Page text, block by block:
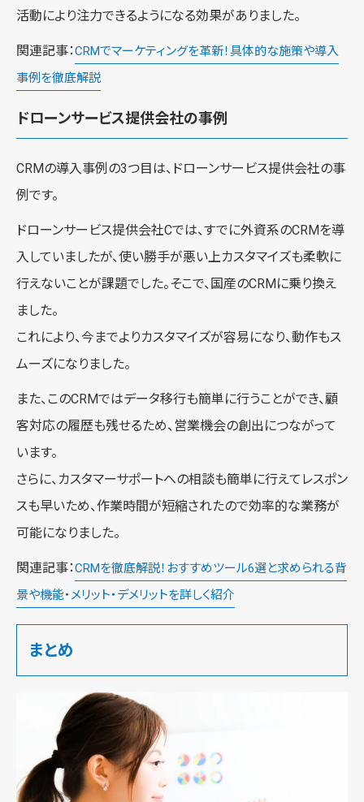
活動により注力できるようになる効果がありました。
関連記事：CRMでマーケティングを革新！具体的な施策や導入
事例を徹底解説
ドローンサービス提供会社の事例
CRMの導入事例の3つ目は、ドローンサービス提供会社の事
例です。
ドローンサービス提供会社Cでは、すでに外資系のCRMを導
入していましたが、使い勝手が悪い上カスタマイズも柔軟に
行えないことが課題でした。そこで、国産のCRMに乗り換え
ました。
これにより、今までよりカスタマイズが容易になり、動作もス
ムーズになりました。
また、このCRMではデータ移行も簡単に行うことができ、顧
客対応の履歴も残せるため、営業機会の創出につながって
います。
さらに、カスタマーサポートへの相談も簡単に行えてレスポン
スも早いため、作業時間が短縮されたので効率的な業務が
可能になりました。
関連記事：CRMを徹底解説！おすすめツール6選と求められる背
景や機能・メリット・デメリットを詳しく紹介
まとめ